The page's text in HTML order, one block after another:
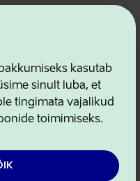
kasutab
sinult luba, et
tingimata vajalikud
toimimiseks.